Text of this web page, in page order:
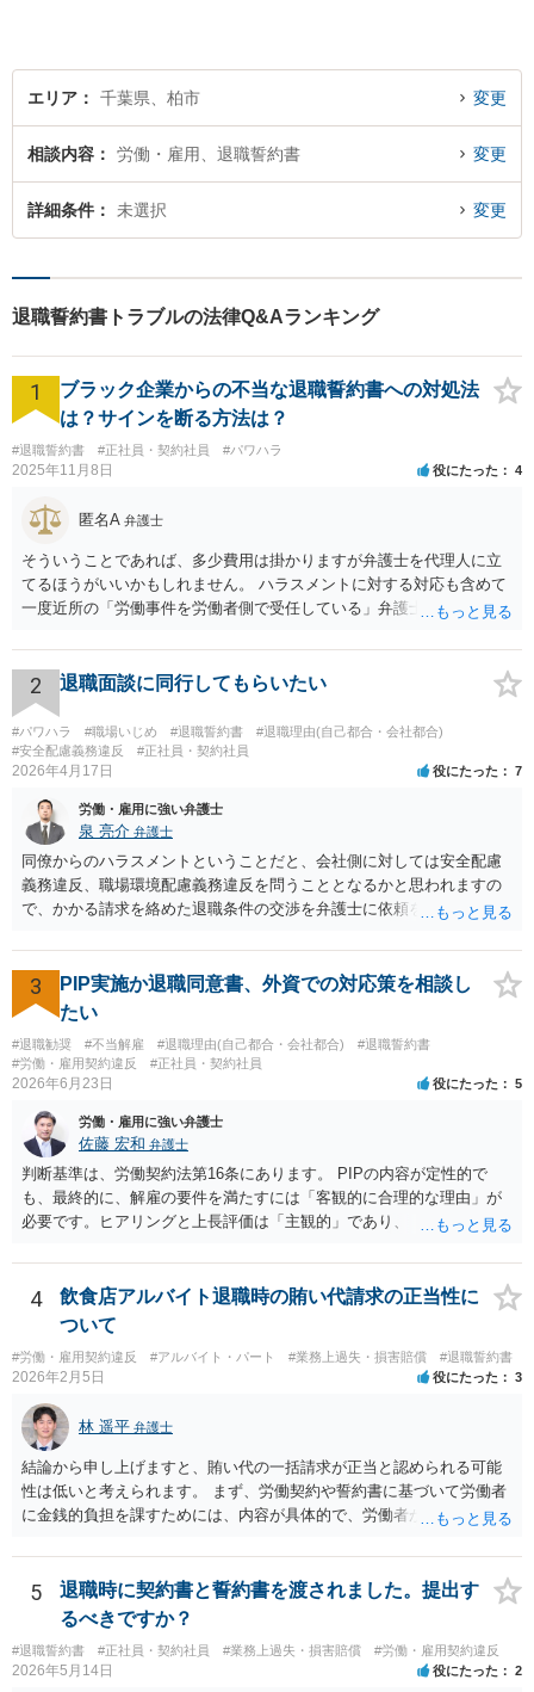
エリア 千葉県、柏市 変更
相談内容 労働・雇用、退職誓約書 変更
詳細条件 未選択 変更
退職誓約書トラブルの法律Q&Aランキング
1
ブラック企業からの不当な退職誓約書への対処法
は？サインを断る方法は？
#退職誓約書 #正社員・契約社員 #パワハラ
2025年11月8日 役にたった 4
匿名A 弁護士
そういうことであれば、多少費用は掛かりますが弁護士を代理人に立
てるほうがいいかもしれません。 ハラスメントに対する対応も含めて
一度近所の「労働事件を労働者側で受任している」弁護士（労働弁護
している弁護士であればなお安心です。
2 退職面談に同行してもらいたい
#パワハラ #職場いじめ #退職誓約書
#退職理由(自己都合・会社都合)
#安全配慮義務違反
#正社員・契約社員
2026年4月17日 役にたった 7
労働・雇用に強い弁護士
泉 亮介 弁護士
同僚からのハラスメントということだと、会社側に対しては安全配慮
義務違反、職場環境配慮義務違反を問うこととなるかと思われますの
で、かかる請求を絡めた退職条件の交渉を弁護士に依頼をされた方が
くなり全て弁護士が窓口となるため精神的な負担も軽くなるでしょ
う。
3
PIP実施か退職同意書、外資での対応策を相談し
たい
#退職勧奨 #不当解雇 #退職理由(自己都合・会社都合)
#退職誓約書
#労働・雇用契約違反
#正社員・契約社員
2026年6月23日 役にたった 5
労働・雇用に強い弁護士
佐藤 宏和 弁護士
判断基準は、労働契約法第16条にあります。 PIPの内容が定性的で
も、最終的に、解雇の要件を満たすには「客観的に合理的な理由」が
必要です。ヒアリングと上長評価は「主観的」であり、「客観的に合
利に使うのは難しいです。ですから、これを達成しなければ退職す
る、賃金減額を受け入れる、などの条件が自動的に発動されるもので
ない限り、PIPの定性評価が即解雇につながる可能性は高くなく、今回
をやれば退職させられると考えているケースが多いですが、PIPをやっ
ても、やらなくても、結局は労働契約法第16条の要件を満たさない限
り解雇はできないので、PIPは説得材料に用いられるにすぎず、結局は
パッケージの額と労働者の退職意思で決まるのです。IBM事件、ブル
ームバーグ事件など、有名な外資系企業での解雇事件の裁判例で、PIP
後の解雇が無効とされた例は珍しくありません。 他方、期限までにパ
ッケージを受け入れないと内容がダウンするというのは、会社側が一
般的に使うロジックです。そうしないと労働者側がいつまでも受諾を
延期しかねないからです。しかし、会社側はパッケージの金額を下げ
れば労働者が退職を拒む方向に働き、雇用継続しなければいけなくな
るので、ダウンするというロジックを本音ではなく駆け引きで使用し
ている可能性が高いです。４か月というのは、一般的な初回提示とし
ては低すぎず、高すぎずという水準ですので、本音ではこれで最終決
着したいと考えている可能性が高いと思います。 ではどうすればいい
4
飲食店アルバイト退職時の賄い代請求の正当性に
ついて
#労働・雇用契約違反 #アルバイト・パート #業務上過失・損害賠償 #退職誓約書
2026年2月5日 役にたった 3
林 遥平 弁護士
結論から申し上げますと、賄い代の一括請求が正当と認められる可能
性は低いと考えられます。 まず、労働契約や誓約書に基づいて労働者
に金銭的負担を課すためには、内容が具体的で、労働者が事前に十分
り、賄い1回あたりの金額が事前に明示されておらず、「現物支給品」
の具体的内容や返還方法について説明がなく、給与明細にも賄い代や
現物支給としての記載がないといった点があり、どのような義務が生
じるのかが不明確です。このような条項を根拠に、退職時にまとめて
賄い代を請求することは、契約として有効とは言い難いと思います。
また、賄いが日常的に提供されていた場合、それは福利厚生の一環や
5
退職時に契約書と誓約書を渡されました。提出す
るべきですか？
#退職誓約書 #正社員・契約社員 #業務上過失・損害賠償 #労働・雇用契約違反
2026年5月14日 役にたった 2